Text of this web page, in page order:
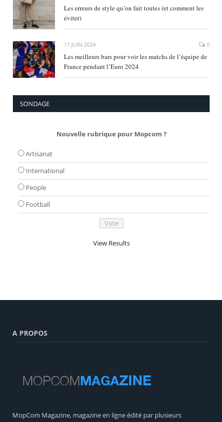
Les erreurs de style qu’on fait toutes (et comment les
éviter)
11 JUIN 2024 0
Les meilleurs bars pour voir les matchs de l’équipe de
France pendant l’Euro 2024
SONDAGE
Nouvelle rubrique pour Mopcom ?
Artisanat
International
People
Football
View Results
A PROPOS
MopCom Magazine, magazine en ligne édité par plusieurs